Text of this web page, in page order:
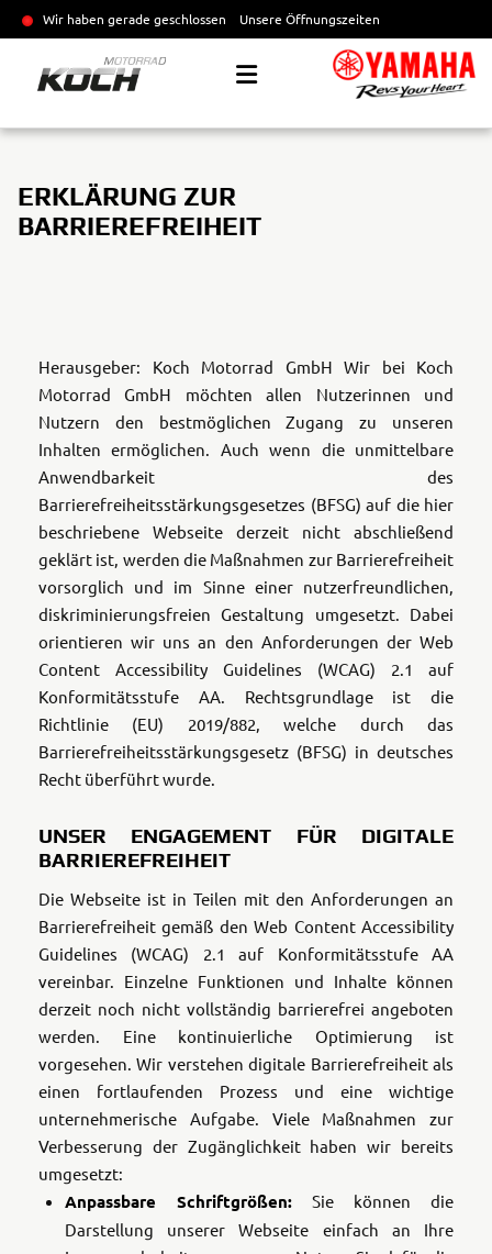
Wir haben gerade geschlossen Unsere Öffnungszeiten
ERKLÄRUNG ZUR
BARRIEREFREIHEIT
Herausgeber: Koch Motorrad GmbH Wir bei Koch
Motorrad GmbH möchten allen Nutzerinnen und
Nutzern den bestmöglichen Zugang zu unseren
Inhalten ermöglichen. Auch wenn die unmittelbare
Anwendbarkeit des
Barrierefreiheitsstärkungsgesetzes (BFSG) auf die hier
beschriebene Webseite derzeit nicht abschließend
geklärt ist, werden die Maßnahmen zur Barrierefreiheit
vorsorglich und im Sinne einer nutzerfreundlichen,
diskriminierungsfreien Gestaltung umgesetzt. Dabei
orientieren wir uns an den Anforderungen der Web
Content Accessibility Guidelines (WCAG) 2.1 auf
Konformitätsstufe AA. Rechtsgrundlage ist die
Richtlinie (EU) 2019/882, welche durch das
Barrierefreiheitsstärkungsgesetz (BFSG) in deutsches
Recht überführt wurde.
UNSER ENGAGEMENT FÜR DIGITALE
BARRIEREFREIHEIT
Die Webseite ist in Teilen mit den Anforderungen an
Barrierefreiheit gemäß den Web Content Accessibility
Guidelines (WCAG) 2.1 auf Konformitätsstufe AA
vereinbar. Einzelne Funktionen und Inhalte können
derzeit noch nicht vollständig barrierefrei angeboten
werden. Eine kontinuierliche Optimierung ist
vorgesehen. Wir verstehen digitale Barrierefreiheit als
einen fortlaufenden Prozess und eine wichtige
unternehmerische Aufgabe. Viele Maßnahmen zur
Verbesserung der Zugänglichkeit haben wir bereits
umgesetzt:
Anpassbare Schriftgrößen: Sie können die
Darstellung unserer Webseite einfach an Ihre